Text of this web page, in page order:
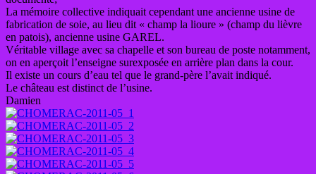
La mémoire collective indiquait cependant une ancienne usine de
fabrication de soie, au lieu dit « champ la lioure » (champ du lièvre
en patois), ancienne usine GAREL.
Véritable village avec sa chapelle et son bureau de poste notamment,
on en aperçoit l’enseigne surexposée en arrière plan dans la cour.
Il existe un cours d’eau tel que le grand-père l’avait indiqué.
Le château est distinct de l’usine.
Damien